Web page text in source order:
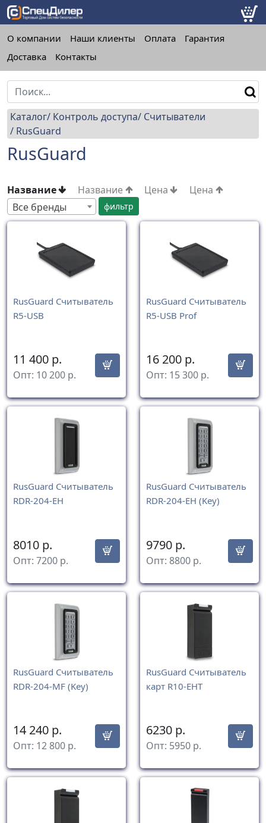
О компании Наши клиенты Оплата
Гарантия
Доставка
Контакты
Каталог Контроль доступа Считыватели
RusGuard
RusGuard
Название Название Цена
Цена
Все бренды
RusGuard Считыватель
R5-USB
11 400 р.
Опт: 10 200 р.
RusGuard Считыватель
R5-USB Prof
16 200 р.
Опт: 15 300 р.
RusGuard Считыватель
RDR-204-EH
8010 р.
Опт: 7200 р.
RusGuard Считыватель
RDR-204-EH (Key)
9790 р.
Опт: 8800 р.
RusGuard Считыватель
RDR-204-MF (Key)
14 240 р.
Опт: 12 800 р.
RusGuard Считыватель
карт R10-EHT
6230 р.
Опт: 5950 р.